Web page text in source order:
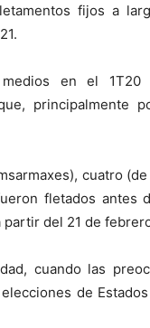
fijos a
en el
principalmente
cuatro
fletados
del 21 de
cuando las
de